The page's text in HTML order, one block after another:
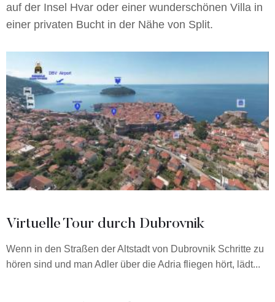
auf der Insel Hvar oder einer wunderschönen Villa in
einer privaten Bucht in der Nähe von Split.
Virtuelle Tour durch Dubrovnik
Wenn in den Straßen der Altstadt von Dubrovnik Schritte zu
hören sind und man Adler über die Adria fliegen hört, lädt...